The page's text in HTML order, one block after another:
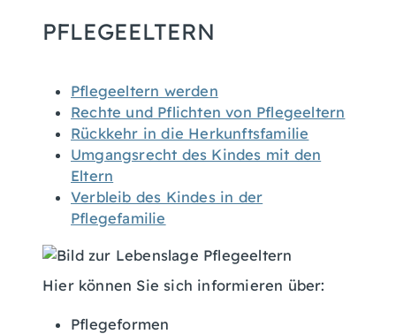
PFLEGEELTERN
Pflegeeltern werden
Rechte und Pflichten von Pflegeeltern
Rückkehr in die Herkunftsfamilie
Umgangsrecht des Kindes mit den
Eltern
Verbleib des Kindes in der
Pflegefamilie
Hier können Sie sich informieren über:
Pflegeformen